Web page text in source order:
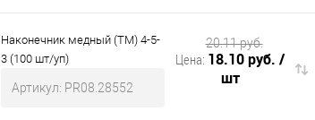
Наконечник медный (ТМ) 4-5-
3 (100 шт/уп)
Артикул: PR08.28552
Цена: 18.10 руб. /
шт
20.11 руб.